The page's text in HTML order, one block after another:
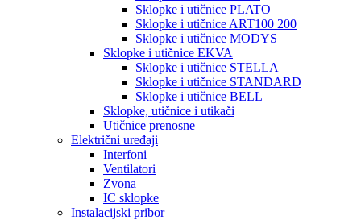
Sklopke i utičnice PLATO
Sklopke i utičnice ART100 200
Sklopke i utičnice MODYS
Sklopke i utičnice EKVA
Sklopke i utičnice STELLA
Sklopke i utičnice STANDARD
Sklopke i utičnice BELL
Sklopke, utičnice i utikači
Utičnice prenosne
Električni uređaji
Interfoni
Ventilatori
Zvona
IC sklopke
Instalacijski pribor